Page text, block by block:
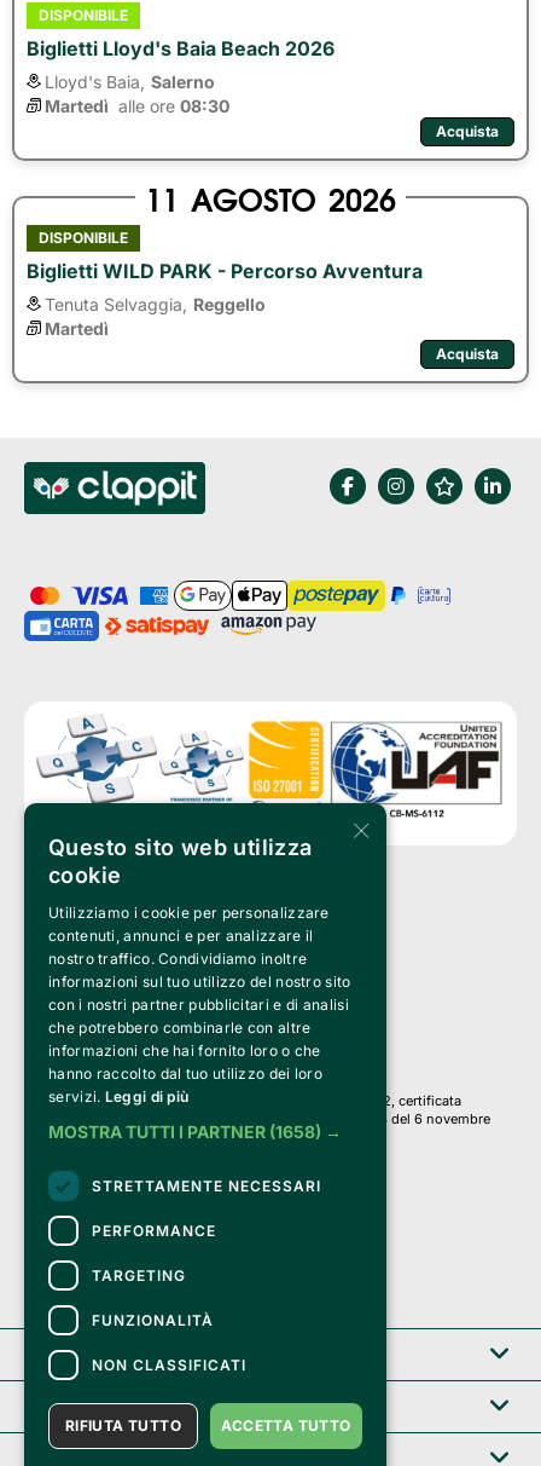
DISPONIBILE
Biglietti Lloyd's Baia Beach 2026
Lloyd's Baia, Salerno
Martedì alle ore 08:30
Acquista
11 AGOSTO 2026
DISPONIBILE
Biglietti WILD PARK - Percorso Avventura
Tenuta Selvaggia,
Reggello
Martedì
Acquista
Clappit è un marchio di proprietà di:
Bemils Srl
a Socio Unico
Via Fosse Ardeatine, 4 -20092 Cinisello Balsamo (MI)
PI 05589050961
Iscr. C.C.I.A.A. Milano R.E.A. 1833471
© 2010-2025 Bemils Srl - Tutti i diritti riservati
Credits:
Clappit è basato sulla piattaforma di biglietteria Belive 6.2, certificata
dall’Agenzia delle Entrate con protocollo n. 2025/445474 del 6 novembre
2025.
Su Clappit i tuoi acquisti ed i tuoi dati
sono sicuri e protetti da un certificato SSL
con crittografia a 128 bit.
Clappit
Help center
×
Questo sito web utilizza
cookie
Utilizziamo i cookie per personalizzare
contenuti, annunci e per analizzare il
nostro traffico. Condividiamo inoltre
informazioni sul tuo utilizzo del nostro sito
con i nostri partner pubblicitari e di analisi
che potrebbero combinarle con altre
informazioni che hai fornito loro o che
hanno raccolto dal tuo utilizzo dei loro
servizi. Leggi di più
MOSTRA TUTTI I PARTNER (1658) →
STRETTAMENTE NECESSARI
PERFORMANCE
TARGETING
FUNZIONALITÀ
NON CLASSIFICATI
ACCETTA TUTTO
RIFIUTA TUTTO